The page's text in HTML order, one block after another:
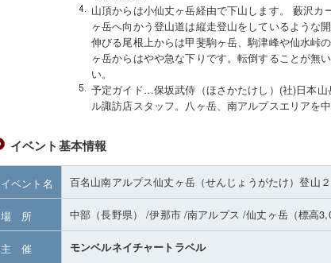
山頂からは小仙丈ヶ岳経由で下山します。 藪沢カ
ヶ岳へ向かう登山道は縦走登山をしているような
伸びる尾根上からは甲斐駒ヶ岳、駒津峰や仙水峠
ヶ岳からはやや急な下りです。転倒することが無
い。
予定ガイド…保坂武侍（ほさかたけし）(社)日本
ル諏訪店スタッフ。八ヶ岳、南アルプスエリアを
イベント基本情報
イベント名 百名山南アルプス仙丈ヶ岳（せんじょうがたけ）登山
場 所 中部（長野県） /伊那市/南アルプス /仙丈ヶ岳（標高
主 催 モンベルネイチャートラベル